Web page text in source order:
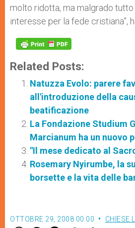
molto ridotta, ma malgrado tutto
interesse per la fede cristiana”,
Related Posts:
Natuzza Evolo: parere
all'introduzione della
beatificazione
La Fondazione Studium
Marcianum ha un nuovo
"Il mese dedicato al
Rosemary Nyirumbe, la
borsette e la vita delle
OTTOBRE 29, 2008 00:00 CHIESE